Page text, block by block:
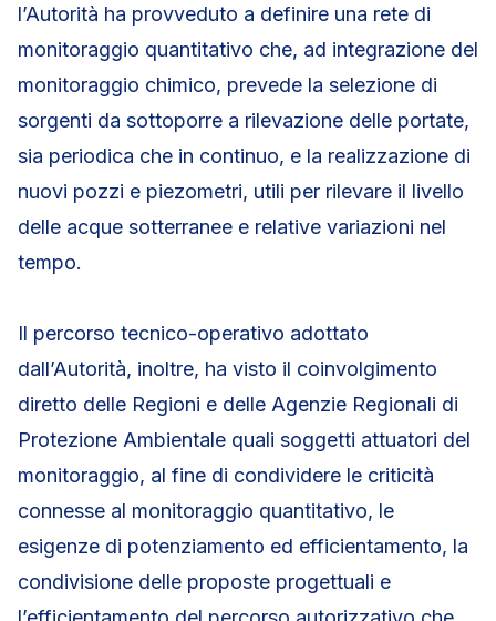
l’Autorità ha provveduto a definire una rete di
monitoraggio quantitativo che, ad integrazione del
monitoraggio chimico, prevede la selezione di
sorgenti da sottoporre a rilevazione delle portate,
sia periodica che in continuo, e la realizzazione di
nuovi pozzi e piezometri, utili per rilevare il livello
delle acque sotterranee e relative variazioni nel
tempo.
Il percorso tecnico-operativo adottato
dall’Autorità, inoltre, ha visto il coinvolgimento
diretto delle Regioni e delle Agenzie Regionali di
Protezione Ambientale quali soggetti attuatori del
monitoraggio, al fine di condividere le criticità
connesse al monitoraggio quantitativo, le
esigenze di potenziamento ed efficientamento, la
condivisione delle proposte progettuali e